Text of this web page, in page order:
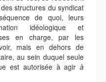
structures du syndicat
de quoi, leurs
idéologique et
en charge, par les
mais en dehors de
au sein duquel seule
est autorisée à agir à